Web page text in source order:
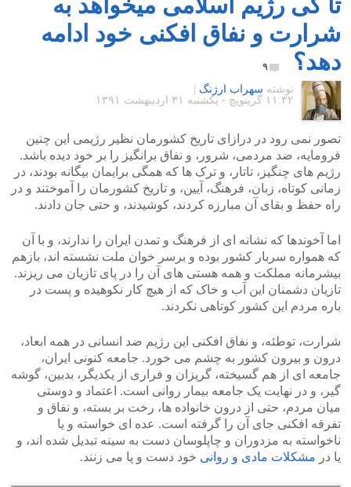
شرارت و نفاق افکنی خود ادامه
دهد؟
۹
نوشته سهراب ارژنگ
۱۱:۳۲ گرينويچ - یکشنبه ۳۱ اردیبهشت ۱۳۹۱
تصور نمی رود در درازای تاریخ کشورمان نظیر رژیمی این چنین
فرومایه، ضد مردمی، شرور، و نفاق برانگیز را بر خود دیده باشد.
رژیم های چنگیز، تاتار، و ترک ها که همگی برایمان بیگانه بودند، در
زمانی کوتاه، زبان، فرهنگ، آیین، و تاریخ کشورمان را آموختند و در
راه حفظ و بقای آن مبارزه کردند، کوشیدند، و حتی جان دادند.
اما آخوندها که نشانه ای از فرهنگ و تمدن ایران را ندارند، و با آن
که همواره سربار کشور بوده و برسر خوان ملت نشسته اند، بازهم
بیشرمانه مملکت و همه هستی های آن را در پای تازیان می ریزند.
تازیان دشمنان این آب و خاک که از هیچ کار نکوهیده و پست در
باره مردم این کشور کوتاهی نکردند.
شرارت، توطئه، و نفاق افکنی این رژیم ضد انسانی در همه ابعاد،
درون و بیرون کشور به چشم می خورد. جامعه کنونی ایران،
جامعه ای از هم گسیخته، گریزان و فراری از یکدیگر، بدبین، گوشه
گیر، و در نهایت یک جامعه بیمار روانی است. اعتماد و دوستی
میان مردم، حتی از درون خانواده ها، رخت بر بسته، و نفاق و
تفرقه افکنی جای آن را گرفته است. عده ای خواسته و یا
ناخواسته به مزدوران و چاپلوسان دست به سینه تبدیل شده اند، و
یا در مشکلات مادی و روانی خود دست و پا می زنند.